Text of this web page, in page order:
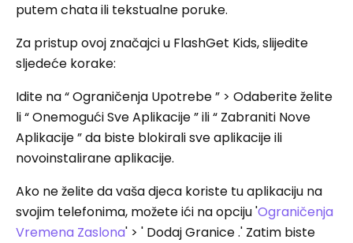
putem chata ili tekstualne poruke.
Za pristup ovoj značajci u FlashGet Kids, slijedite
sljedeće korake:
Idite na “ Ograničenja Upotrebe ” > Odaberite želite
li “ Onemogući Sve Aplikacije ” ili “ Zabraniti Nove
Aplikacije ” da biste blokirali sve aplikacije ili
novoinstalirane aplikacije.
Ako ne želite da vaša djeca koriste tu aplikaciju na
svojim telefonima, možete ići na opciju 'Ograničenja
Vremena Zaslona' > ' Dodaj Granice .' Zatim biste